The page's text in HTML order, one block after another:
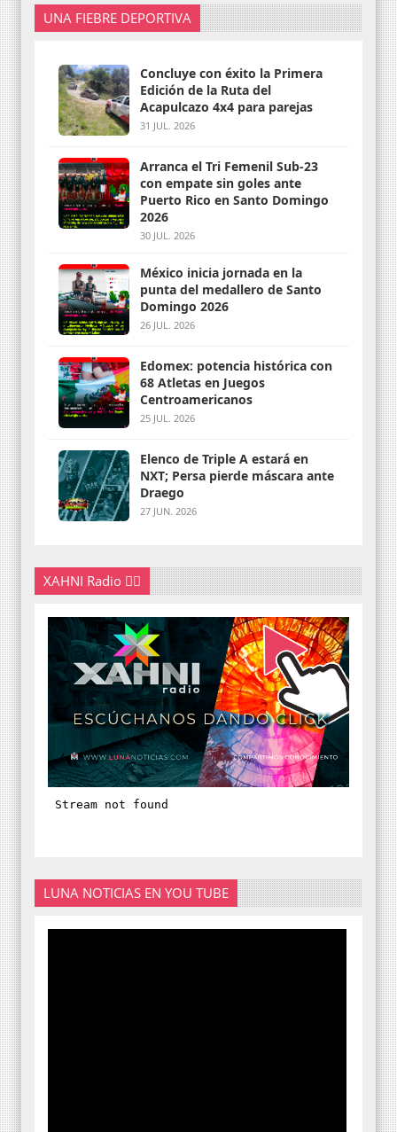
UNA FIEBRE DEPORTIVA
Concluye con éxito la Primera
Edición de la Ruta del
Acapulcazo 4x4 para parejas
31 JUL. 2026
Arranca el Tri Femenil Sub-23
con empate sin goles ante
Puerto Rico en Santo Domingo
2026
30 JUL. 2026
México inicia jornada en la
punta del medallero de Santo
Domingo 2026
26 JUL. 2026
Edomex: potencia histórica con
68 Atletas en Juegos
Centroamericanos
25 JUL. 2026
Elenco de Triple A estará en
NXT; Persa pierde máscara ante
Draego
27 JUN. 2026
XAHNI Radio 👇🏽
LUNA NOTICIAS EN YOU TUBE